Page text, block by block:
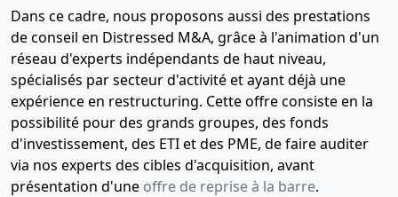
Dans ce cadre, nous proposons aussi des prestations
de conseil en Distressed M&A, grâce à l'animation d'un
réseau d'experts indépendants de haut niveau,
spécialisés par secteur d'activité et ayant déjà une
expérience en restructuring. Cette offre consiste en la
possibilité pour des grands groupes, des fonds
d'investissement, des ETI et des PME, de faire auditer
via nos experts des cibles d'acquisition, avant
présentation d'une offre de reprise à la barre.